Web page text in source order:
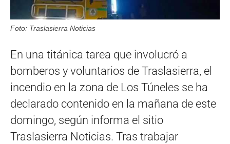
Foto: Traslasierra Noticias
En una titánica tarea que involucró a
bomberos y voluntarios de Traslasierra, el
incendio en la zona de Los Túneles se ha
declarado contenido en la mañana de este
domingo, según informa el sitio
Traslasierra Noticias. Tras trabajar